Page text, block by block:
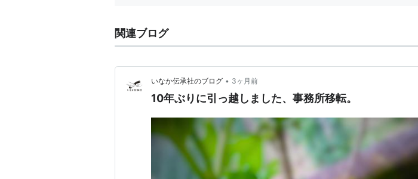
関連ブログ
いなか伝承社のブログ • 3ヶ月前
10年ぶりに引っ越しました、事務所移転。